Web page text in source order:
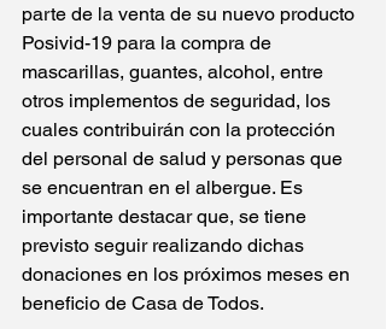
parte de la venta de su nuevo producto
Posivid-19 para la compra de
mascarillas, guantes, alcohol, entre
otros implementos de seguridad, los
cuales contribuirán con la protección
del personal de salud y personas que
se encuentran en el albergue. Es
importante destacar que, se tiene
previsto seguir realizando dichas
donaciones en los próximos meses en
beneficio de Casa de Todos.